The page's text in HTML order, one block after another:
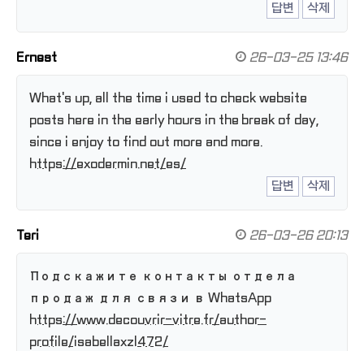
답변
삭제
Ernest 26-03-25 13:46
What's up, all the time i used to check website
posts here in the early hours in the break of day,
since i enjoy to find out more and more.
https://exodermin.net/es/
답변
삭제
Teri 26-03-26 20:13
Подскажите контакты отдела
продаж для связи в WhatsApp
https://www.decouvrir-vitre.fr/author-
profile/isabellaxzl472/